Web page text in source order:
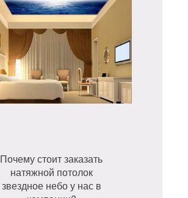
Почему стоит заказать
натяжной потолок
звездное небо у нас в